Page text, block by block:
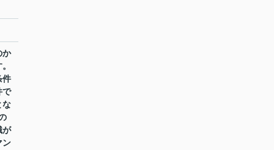
か
件
で
な
が
ン